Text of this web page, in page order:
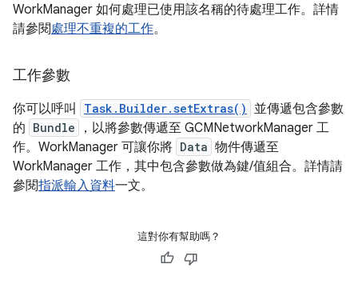
WorkManager 如何處理已使用該名稱的待處理工作。詳情
請參閱處理不重複的工作。
工作參數
你可以呼叫 Task.Builder.setExtras() 並傳遞包含參數
的 Bundle
，以將參數傳遞至 GCMNetworkManager 工
作。WorkManager 可讓你將 Data 物件傳遞至
WorkManager 工作，其中包含參數做為鍵/值組合。詳情請
參閱指派輸入資料一文。
這對你有幫助嗎？